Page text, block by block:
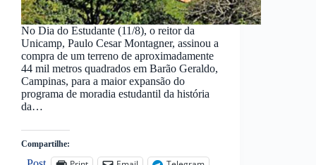
No Dia do Estudante (11/8), o reitor da
Unicamp, Paulo Cesar Montagner, assinou a
compra de um terreno de aproximadamente
44 mil metros quadrados em Barão Geraldo,
Campinas, para a maior expansão do
programa de moradia estudantil da história
da…
Compartilhe: